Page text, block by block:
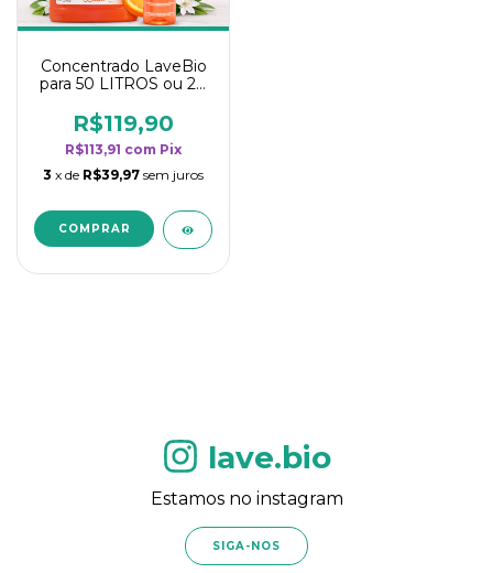
Concentrado LaveBio
para 50 LITROS ou 20
rendimento da
categoria - Flor de
Laranjeira
R$119,90
R$113,91 com Pix
3 x de R$39,97 sem juros
lave.bio
Estamos no instagram
SIGA-NOS